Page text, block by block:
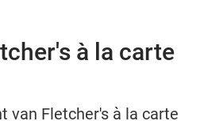
à la carte
van Fletcher's à la carte